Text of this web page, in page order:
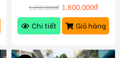
1.850.000₫ 1.800.000₫
Chi tiết
Giỏ hàng